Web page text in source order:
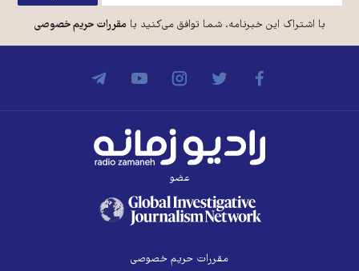
با اشتراک این خبرنامه، شما توافق می‌کنید بامقررات حریم خصوصی
عضو
مقررات حریم خصوصی